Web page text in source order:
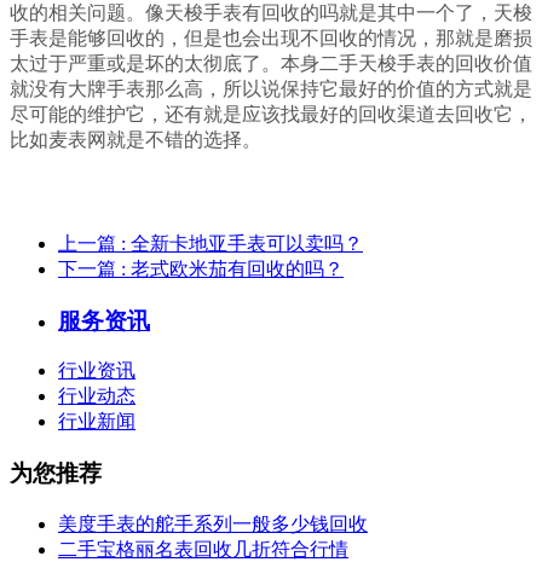
收的相关问题。像天梭手表有回收的吗就是其中一个了，天梭
手表是能够回收的，但是也会出现不回收的情况，那就是磨损
太过于严重或是坏的太彻底了。本身二手天梭手表的回收价值
就没有大牌手表那么高，所以说保持它最好的价值的方式就是
尽可能的维护它，还有就是应该找最好的回收渠道去回收它，
比如麦表网就是不错的选择。
上一篇 : 全新卡地亚手表可以卖吗？
下一篇 : 老式欧米茄有回收的吗？
服务资讯
行业资讯
行业动态
行业新闻
为您推荐
美度手表的舵手系列一般多少钱回收
二手宝格丽名表回收几折符合行情